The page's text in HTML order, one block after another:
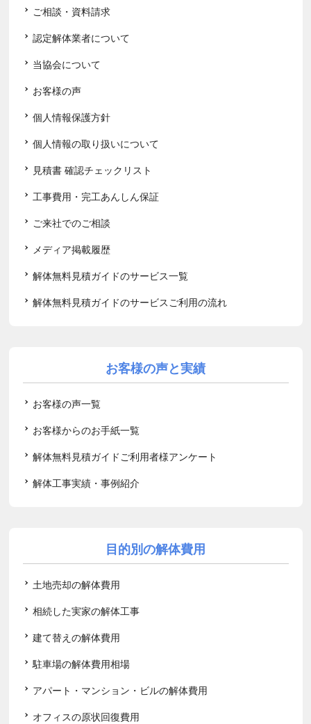
ご相談・資料請求
認定解体業者について
当協会について
お客様の声
個人情報保護方針
個人情報の取り扱いについて
見積書 確認チェックリスト
工事費用・完工あんしん保証
ご来社でのご相談
メディア掲載履歴
解体無料見積ガイドのサービス一覧
解体無料見積ガイドのサービスご利用の流れ
お客様の声と実績
お客様の声一覧
お客様からのお手紙一覧
解体無料見積ガイドご利用者様アンケート
解体工事実績・事例紹介
目的別の解体費用
土地売却の解体費用
相続した実家の解体工事
建て替えの解体費用
駐車場の解体費用相場
アパート・マンション・ビルの解体費用
オフィスの原状回復費用